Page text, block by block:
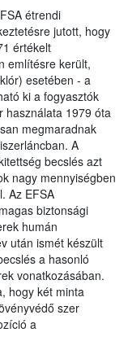
étrendi
jutott, hogy
értékelt
említésre került,
esetében - a
ki a fogyasztók
használata 1979 óta
megmaradnak
A
becslés azt
nagy mennyiségben
Az EFSA
biztonsági
humán
után ismét készült
a hasonló
vonatkozásában.
hogy két minta
szer
a